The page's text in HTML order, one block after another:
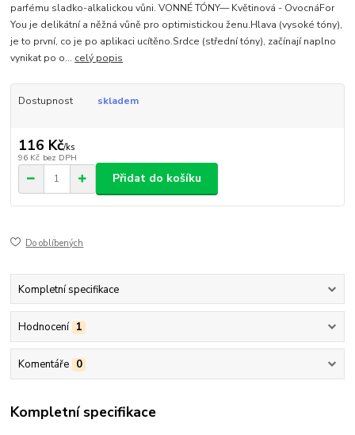
parfému sladko-alkalickou vůni. VONNÉ TÓNY— Květinová - OvocnáFor
You je delikátní a něžná vůně pro optimistickou ženu.Hlava (vysoké tóny),
je to první, co je po aplikaci ucítěno.Srdce (střední tóny), začínají naplno
vynikat po o... celý popis
Dostupnost skladem
116 Kč/ks
96 Kč bez DPH
Přidat do košíku
Do oblíbených
Kompletní specifikace
Hodnocení 1
Komentáře 0
Kompletní specifikace